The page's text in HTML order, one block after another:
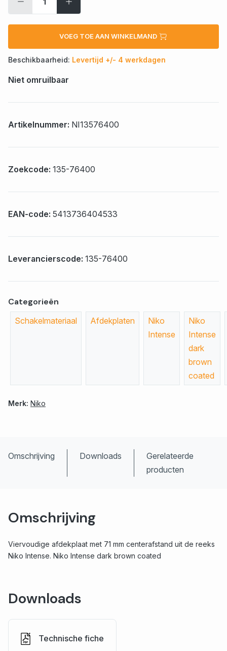
VOEG TOE AAN WINKELMAND
Beschikbaarheid: Levertijd +/- 4 werkdagen
Niet omruilbaar
Artikelnummer: NI13576400
Zoekcode: 135-76400
EAN-code: 5413736404533
Leverancierscode: 135-76400
Categorieën
Schakelmateriaal Afdekplaten
Niko
Intense
Niko
Intense
dark
brown
coated
Merk: Niko
Omschrijving Downloads
Gerelateerde
producten
Omschrijving
Viervoudige afdekplaat met 71 mm centerafstand uit de reeks
Niko Intense. Niko Intense dark brown coated
Downloads
Technische fiche